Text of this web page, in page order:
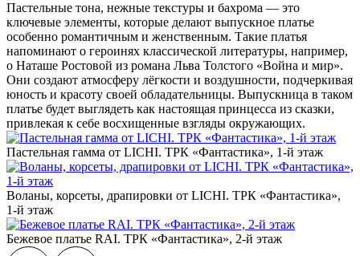
Пастельные тона, нежные текстуры и бахрома — это
ключевые элементы, которые делают выпускное платье
особенно романтичным и женственным. Такие платья
напоминают о героинях классической литературы, например,
о Наташе Ростовой из романа Льва Толстого «Война и мир».
Они создают атмосферу лёгкости и воздушности, подчеркивая
юность и красоту своей обладательницы. Выпускница в таком
платье будет выглядеть как настоящая принцесса из сказки,
привлекая к себе восхищенные взгляды окружающих.
Пастельная гамма от LICHI. ТРК «Фантастика», 1-й этаж
Воланы, корсеты, драпировки от LICHI. ТРК «Фантастика»,
1-й этаж
Бежевое платье RAI. ТРК «Фантастика», 2-й этаж